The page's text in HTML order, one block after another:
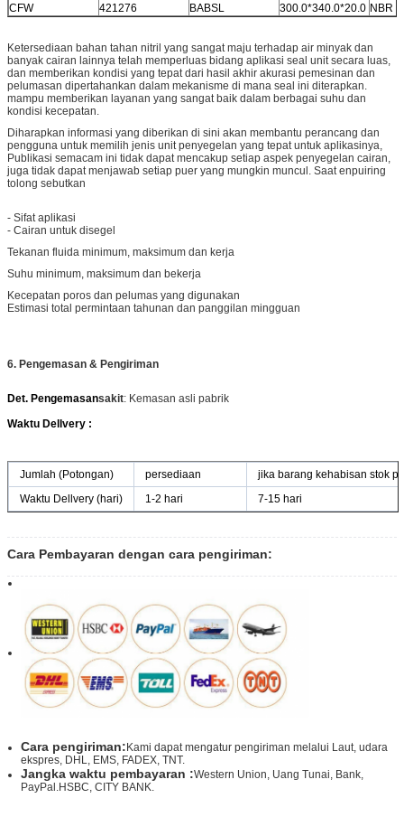
CFW
421276 BABSL 300.0*340.0*20.0 NBR
Ketersediaan bahan tahan nitril yang sangat maju terhadap air minyak dan
banyak cairan lainnya telah memperluas bidang aplikasi seal unit secara luas,
dan memberikan kondisi yang tepat dari hasil akhir akurasi pemesinan dan
pelumasan dipertahankan dalam mekanisme di mana seal ini diterapkan.
mampu memberikan layanan yang sangat baik dalam berbagai suhu dan
kondisi kecepatan.
Diharapkan informasi yang diberikan di sini akan membantu perancang dan
pengguna untuk memilih jenis unit penyegelan yang tepat untuk aplikasinya,
Publikasi semacam ini tidak dapat mencakup setiap aspek penyegelan cairan,
juga tidak dapat menjawab setiap puer yang mungkin muncul. Saat enpuiring
tolong sebutkan
- Sifat aplikasi
- Cairan untuk disegel
Tekanan fluida minimum, maksimum dan kerja
Suhu minimum, maksimum dan bekerja
Kecepatan poros dan pelumas yang digunakan
Estimasi total permintaan tahunan dan panggilan mingguan
6. Pengemasan & Pengiriman
Det. Pengemasansakit: Kemasan asli pabrik
Waktu Dellvery :
Jumlah (Potongan) persediaan
jika barang kehabisan stok
Waktu Dellvery (hari)
1-2 hari 7-15 hari
Cara Pembayaran dengan cara pengiriman:
Cara pengiriman: Kami dapat mengatur pengiriman melalui Laut, udara
ekspres, DHL, EMS, FADEX, TNT.
Jangka waktu pembayaran :Western Union, Uang Tunai, Bank,
PayPal.HSBC, CITY BANK.